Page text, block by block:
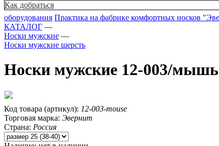
Как добраться
оборудования Практика на фабрике комфортных носков
КАТАЛОГ —
Носки мужские —
Носки мужские шерсть
Носки мужские 12-003/
Код товара (артикул): 12-003-mouse
Торговая марка: Эвернит
Страна: Россия